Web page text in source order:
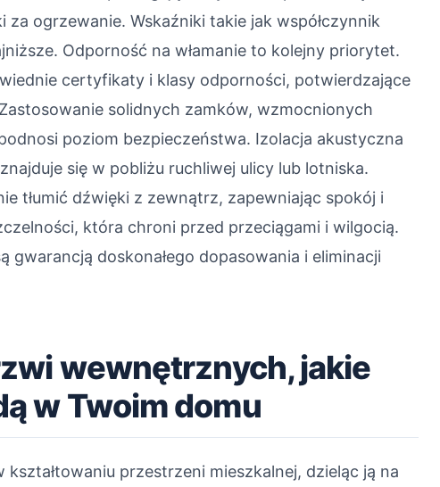
za ogrzewanie. Wskaźniki takie jak współczynnik
Odporność na włamanie to kolejny priorytet.
certyfikaty i klasy odporności, potwierdzające
solidnych zamków, wzmocnionych
poziom bezpieczeństwa. Izolacja akustyczna
się w pobliżu ruchliwej ulicy lub lotniska.
tłumić dźwięki z zewnątrz, zapewniając spokój i
która chroni przed przeciągami i wilgocią.
gwarancją doskonałego dopasowania i eliminacji
wewnętrznych, jakie
w Twoim domu
przestrzeni mieszkalnej, dzieląc ją na